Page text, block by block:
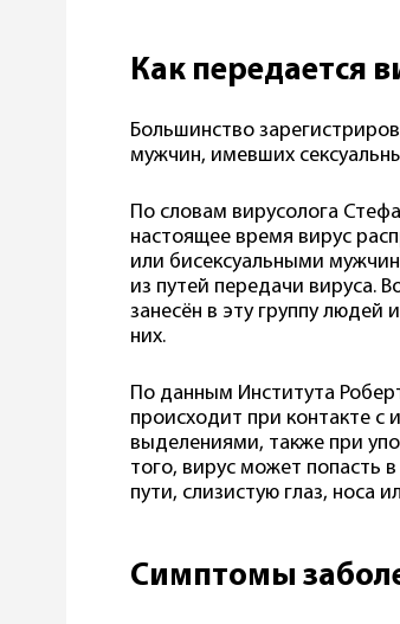
Как передается
Большинство
мужчин, имевших
По словам вирусолога
настоящее время вирус
или бисексуальными
из путей передачи вируса.
занесён в эту группу
них.
По данным Института
происходит при контакте
выделениями, также при
того, вирус может попасть
пути, слизистую глаз, носа
Симптомы